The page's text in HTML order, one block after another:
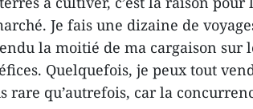
Je fais une dizaine de
la moitié de ma cargaison sur
Quelquefois, je peux tout
rare qu’autrefois, car la